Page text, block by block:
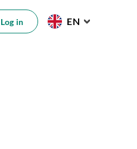
Log in EN